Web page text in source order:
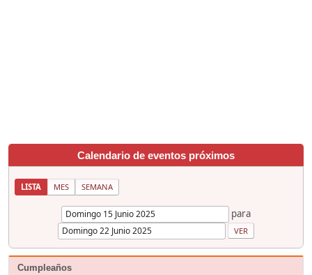
Calendario de eventos próximos
LISTA MES SEMANA
para
Cumpleaños